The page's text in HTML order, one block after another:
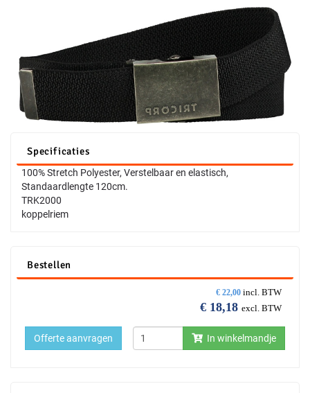
Specificaties
100% Stretch Polyester, Verstelbaar en elastisch,
Standaardlengte 120cm.
TRK2000
koppelriem
Bestellen
€ 22,00 incl. BTW
€ 18,18 excl. BTW
In winkelmandje
Offerte aanvragen